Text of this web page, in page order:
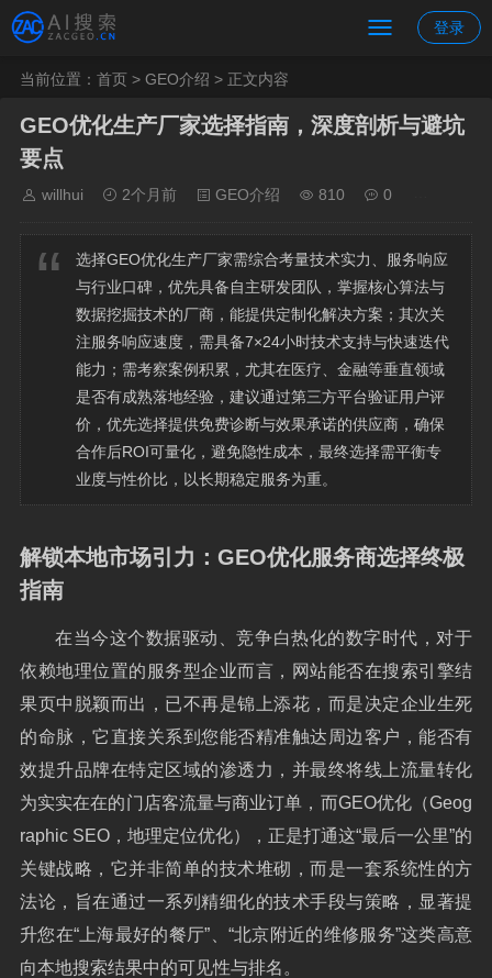
登录
当前位置： 首页 > GEO介绍 > 正文内容
GEO优化生产厂家选择指南，深度剖析与避坑
要点
willhui 2个月前 GEO介绍 810 0
选择GEO优化生产厂家需综合考量技术实力、服务响应
与行业口碑，优先具备自主研发团队，掌握核心算法与
数据挖掘技术的厂商，能提供定制化解决方案；其次关
注服务响应速度，需具备7×24小时技术支持与快速迭代
能力；需考察案例积累，尤其在医疗、金融等垂直领域
是否有成熟落地经验，建议通过第三方平台验证用户评
价，优先选择提供免费诊断与效果承诺的供应商，确保
合作后ROI可量化，避免隐性成本，最终选择需平衡专
业度与性价比，以长期稳定服务为重。
解锁本地市场引力：GEO优化服务商选择终极
指南
在当今这个数据驱动、竞争白热化的数字时代，对于
依赖地理位置的服务型企业而言，网站能否在搜索引擎结
果页中脱颖而出，已不再是锦上添花，而是决定企业生死
的命脉，它直接关系到您能否精准触达周边客户，能否有
效提升品牌在特定区域的渗透力，并最终将线上流量转化
为实实在在的门店客流量与商业订单，而GEO优化（Geog
raphic SEO，地理定位优化），正是打通这“最后一公里”的
关键战略，它并非简单的技术堆砌，而是一套系统性的方
法论，旨在通过一系列精细化的技术手段与策略，显著提
升您在“上海最好的餐厅”、“北京附近的维修服务”这类高意
向本地搜索结果中的可见性与排名。